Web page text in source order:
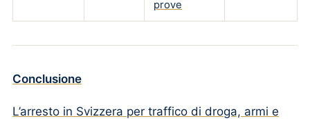
prove
Conclusione
L’arresto in Svizzera per traffico di droga, armi e